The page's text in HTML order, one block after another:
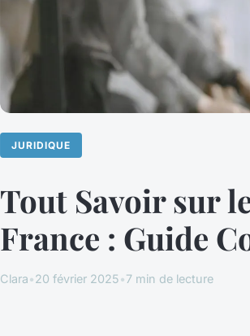
JURIDIQUE
Tout Savoir sur
France : Guide
Clara•20 février 2025•7 min de lecture